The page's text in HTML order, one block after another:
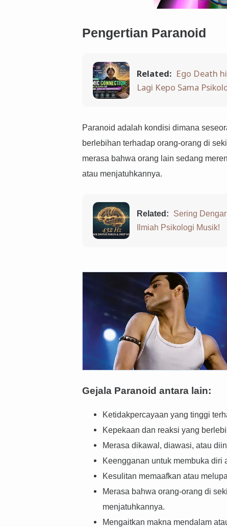
Pengertian Paranoid
Related: Ego Death
Lagi Kepo Sama
Paranoid adalah kondisi dimana
berlebihan terhadap orang-orang di
merasa bahwa orang lain sedang
atau menjatuhkannya.
Related:
Sering
Ilmiah Psikologi Musik!
Gejala Paranoid antara lain:
Ketidakpercayaan yang tinggi
Kepekaan dan reaksi yang
Merasa dikawal, diawasi, atau
Keengganan untuk membuka diri
Kesulitan memaafkan atau
Merasa bahwa orang-orang di
menjatuhkannya.
Mengaitkan makna mendalam